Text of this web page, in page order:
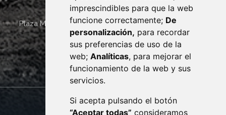
imprescindibles para que la web
funcione correctamente; De
personalización, para recordar
sus preferencias de uso de la
web; Analíticas, para mejorar el
funcionamiento de la web y sus
servicios.
Si acepta pulsando el botón
“Aceptar todas” consideramos
Plaza Mayor 4 22400 MONZÓN - ARAGÓN (ESPAÑA)
· (34) 974 400 700 ·
sac@monzon.es
monzon.es
CONTACTO